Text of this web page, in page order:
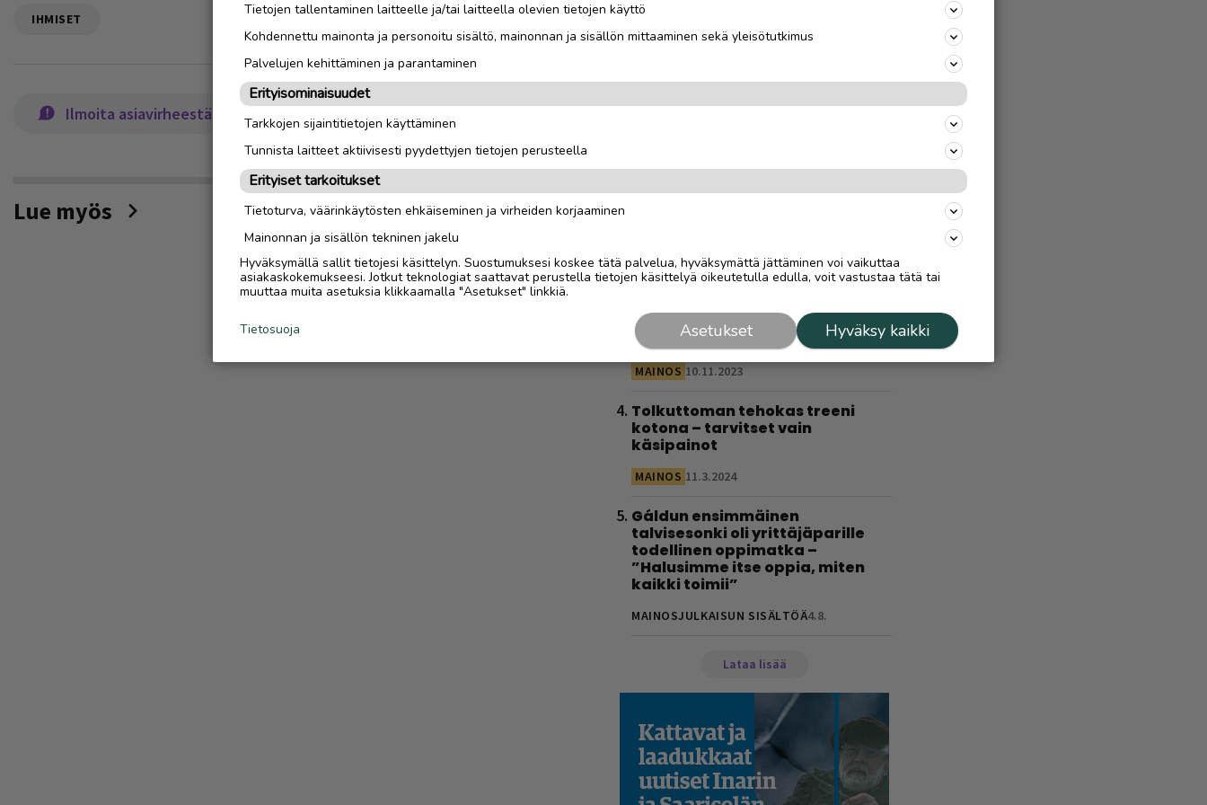
IHMISET
Ilmoita asiavirheestä
Lue myös
Luetuimmat
houkuttelee tunturipoluille niin
on paljon muustakin kuin
MAINOSJULKAISUN SISÄLTÖÄ5.9.2025
Ravintolat Saariselällä, Inarissa
ja Ivalossa
MAINOS 10.11.2023
Tolkuttoman tehokas treeni
kotona – tarvitset vain
käsipainot
MAINOS 11.3.2024
Gáldun ensimmäinen
talvisesonki oli yrittäjäparille
todellinen oppimatka –
”Halusimme itse oppia, miten
kaikki toimii”
MAINOSJULKAISUN SISÄLTÖÄ4.8.
Lataa lisää
Tietojen tallentaminen laitteelle ja/tai laitteella olevien tietojen käyttö
Kohdennettu mainonta ja personoitu sisältö, mainonnan ja sisällön mittaaminen sekä yleisötutkimus
Palvelujen kehittäminen ja parantaminen
Erityisominaisuudet
Tarkkojen sijaintitietojen käyttäminen
Tunnista laitteet aktiivisesti pyydettyjen tietojen perusteella
Erityiset tarkoitukset
Tietoturva, väärinkäytösten ehkäiseminen ja virheiden korjaaminen
Mainonnan ja sisällön tekninen jakelu
Hyväksymällä sallit tietojesi käsittelyn. Suostumuksesi koskee tätä palvelua, hyväksymättä jättäminen voi vaikuttaa
asiakaskokemukseesi. Jotkut teknologiat saattavat perustella tietojen käsittelyä oikeutetulla edulla, voit vastustaa tätä tai
muuttaa muita asetuksia klikkaamalla "Asetukset" linkkiä.
Hyväksy kaikki
Asetukset
Tietosuoja